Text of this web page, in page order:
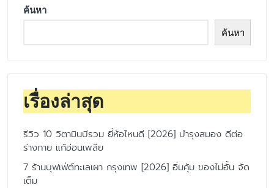
ค้นหา
ค้นหา
เรื่องล่าสุด
รีวิว 10 วิตามินบีรวม ยี่ห้อไหนดี [2026] บำรุงสมอง ดีต่อ
ร่างกาย แก้อ่อนเพลีย
7 ร้านบุฟเฟ่ต์ทะเลเผา กรุงเทพ [2026] อิ่มคุ้ม ของไม่อั้น จัด
เต็ม